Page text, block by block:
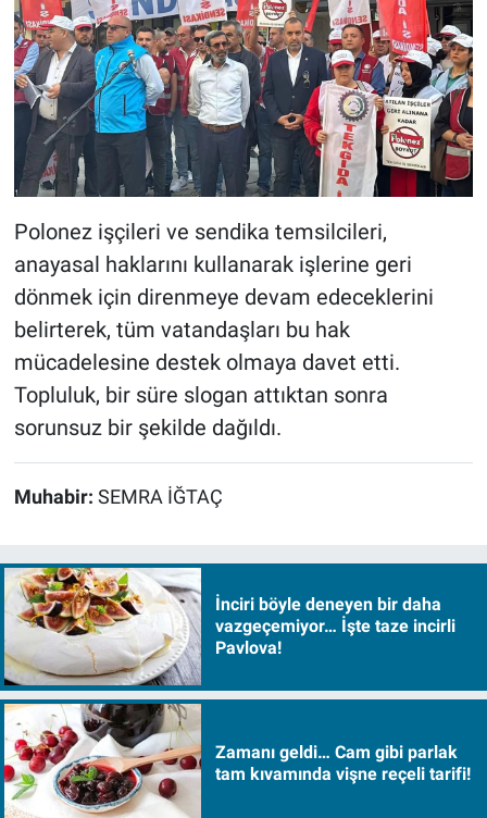
Polonez işçileri ve sendika temsilcileri,
anayasal haklarını kullanarak işlerine geri
dönmek için direnmeye devam edeceklerini
belirterek, tüm vatandaşları bu hak
mücadelesine destek olmaya davet etti.
Topluluk, bir süre slogan attıktan sonra
sorunsuz bir şekilde dağıldı.
Muhabir: SEMRA İĞTAÇ
İnciri böyle deneyen bir daha
vazgeçemiyor… İşte taze incirli
Pavlova!
Zamanı geldi… Cam gibi parlak
tam kıvamında vişne reçeli tarifi!